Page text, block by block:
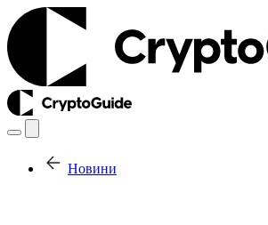
Новини